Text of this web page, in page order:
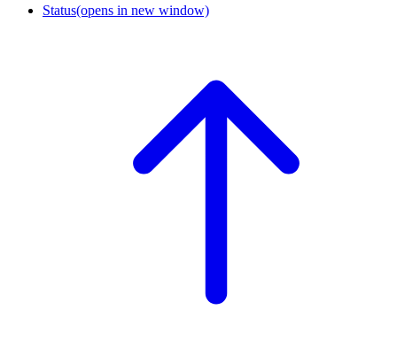
Status(opens in new window)